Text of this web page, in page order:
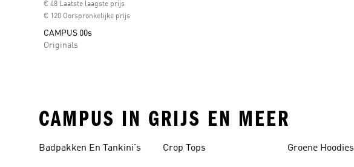
€ 48 Laatste laagste prijs
€ 120 Oorspronkelijke prijs
CAMPUS 00s
Originals
CAMPUS IN GRIJS EN MEER
Badpakken En Tankini's Crop Tops Groene Hoodies